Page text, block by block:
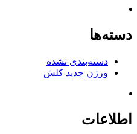
دسته‌ها
دسته‌بندی نشده
ورژن جدید کلش
اطلاعات